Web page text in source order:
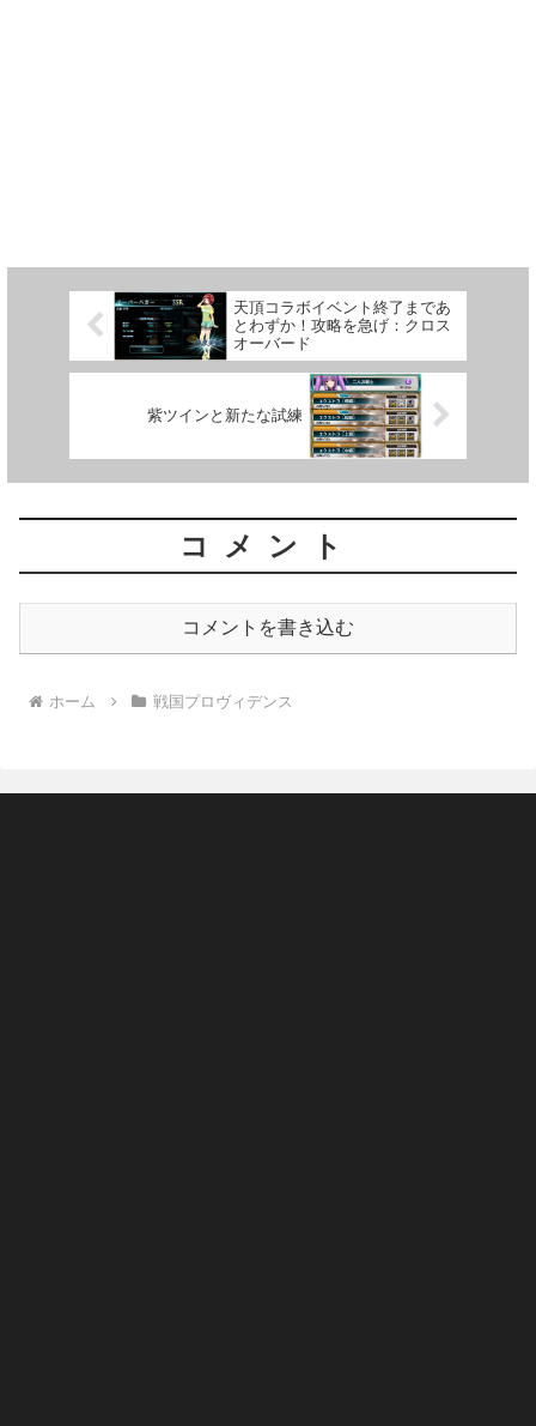
天頂コラボイベント終了まであ
とわずか！攻略を急げ：クロス
オーバード
紫ツインと新たな試練
コメント
コメントを書き込む
ホーム 戦国プロヴィデンス